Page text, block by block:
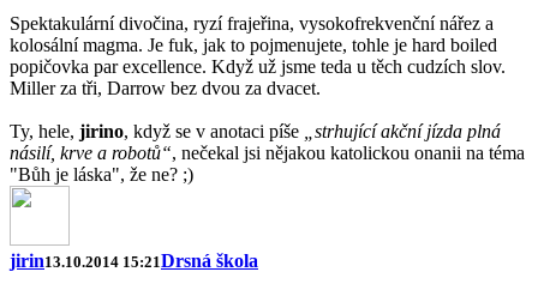
Spektakulární divočina, ryzí frajeřina, vysokofrekvenční nářez a
kolosální magma. Je fuk, jak to pojmenujete, tohle je hard boiled
popičovka par excellence. Když už jsme teda u těch cudzích slov.
Miller za tři, Darrow bez dvou za dvacet.
Ty, hele, jirino, když se v anotaci píše
„strhující akční jízda plná
násilí, krve a robotů“, nečekal jsi nějakou katolickou onanii na téma
"Bůh je láska", že ne? ;)
jirin13.10.2014 15:21Drsná škola